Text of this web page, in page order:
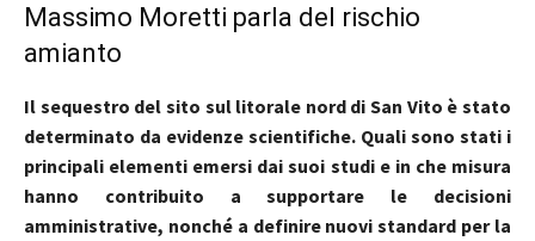
Massimo Moretti parla deI rischio
amianto
Il sequestro del sito sul litorale nord di San Vito è stato
determinato da evidenze scientifiche. Quali sono stati i
principali elementi emersi dai suoi studi e in che misura
hanno contribuito a supportare le decisioni
amministrative, nonché a definire nuovi standard per la